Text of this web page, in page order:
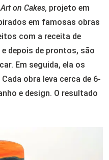
Art on Cakes, projeto em
em famosas obras
com a receita de
depois de prontos, são
Em seguida, ela os
obra leva cerca de 6-
e design. O resultado